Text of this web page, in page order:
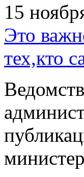
15
Это
тех,кто